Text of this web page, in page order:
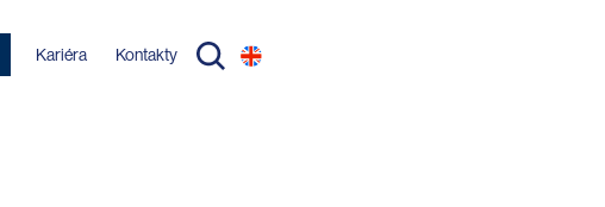
Kariéra Kontakty